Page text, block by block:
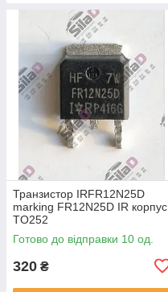
Транзистор IRFR12N25D
marking FR12N25D IR корпус
TO252
Готово до відправки 10 од.
320 ₴